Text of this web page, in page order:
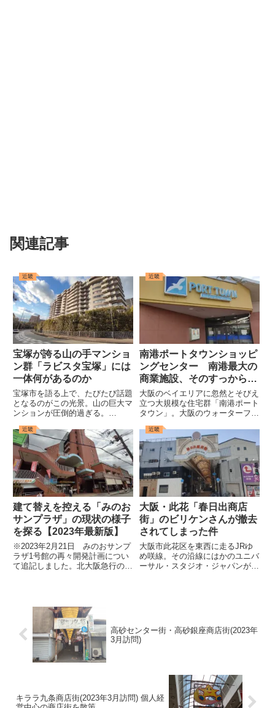
関連記事
近畿
宝塚が誇る山の手マンショ
ン群「ラビスタ宝塚」には
一体何があるのか
宝塚市を語る上で、たびたび話題
となるのがこの光景。山の巨大マ
ンションが圧倒的過ぎる。
林哲朗 写真家 (@kobateck)
October 17, 2020これは、JR宝塚
駅の北側...
近畿
南港ポートタウンショッピ
ングセンター 南港最大の
商業施設、そのすっからか
んな現状【大阪・住之江
区】
大阪のベイエリアに忽然とそびえ
立つ大規模な住宅群「南港ポート
タウン」。大阪のウォーターフロ
東京や神戸といった都市とよく比
較されるこのポートタウンだが、
近年では夢洲の万博やIRを筆頭に
様々な面で開発が進んでおり、...
近畿
建て替えを控える「みのお
サンプラザ」の現状の様子
を探る【2023年最新版】
※2023年2月21日 みのおサンプ
ラザ1号館の再々開発計画につい
て追記しました。北大阪急行の延
え、元々箕面市の中心はここだっ
たわけで（というより、今...
近畿
大阪・此花「春日出商店
街」のビリケンさんが撤去
されてしまった件
大阪市此花区を東西に走るJRゆ
め咲線。その沿線にはかのユニバ
ーサル・スタジオ・ジャパンがあ
ョ...
高砂センター街・高砂銀座商店街(2023年
3月訪問)
キララ九条商店街(2023年3月訪問) 個人経